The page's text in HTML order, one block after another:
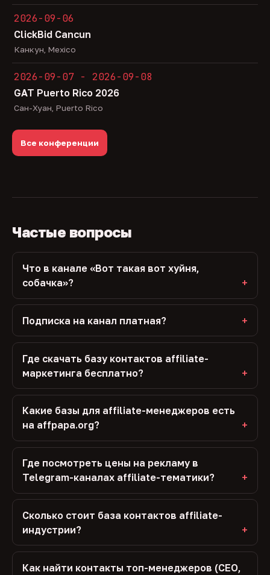
2026-09-06
ClickBid Cancun
Канкун, Mexico
2026-09-07 - 2026-09-08
GAT Puerto Rico 2026
Сан-Хуан, Puerto Rico
Все конференции
Частые вопросы
Что в канале «Вот такая вот хуйня,
собачка»?
Подписка на канал платная?
Где скачать базу контактов affiliate-
маркетинга бесплатно?
Какие базы для affiliate-менеджеров есть
на affpapa.org?
Где посмотреть цены на рекламу в
Telegram-каналах affiliate-тематики?
Сколько стоит база контактов affiliate-
индустрии?
Как найти контакты топ-менеджеров (CEO,